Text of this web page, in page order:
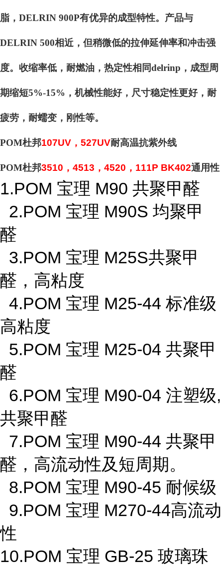
脂，DELRIN 900P有优异的成型特性。产品与
DELRIN 500相近，但稍微低的拉伸延伸率和冲击强
度。收缩率低，耐燃油，热定性相同delrinp，成型周
期缩短5%-15%，机械性能好，尺寸稳定性更好，耐
疲劳，耐蠕变，刚性等。
POM杜邦107UV，527UV耐高温抗紫外线
POM杜邦3510，4513，4520，111P BK402通用性
1.POM 宝理 M90 共聚甲醛
2.POM 宝理 M90S 均聚甲
醛
3.POM 宝理 M25S共聚甲
醛，高粘度
4.POM 宝理 M25-44 标准级
高粘度
5.POM 宝理 M25-04 共聚甲
醛
6.POM 宝理 M90-04 注塑级,
共聚甲醛
7.POM 宝理 M90-44 共聚甲
醛，高流动性及短周期。
8.POM 宝理 M90-45 耐候级
9.POM 宝理 M270-44高流动
性
10.POM 宝理 GB-25 玻璃珠